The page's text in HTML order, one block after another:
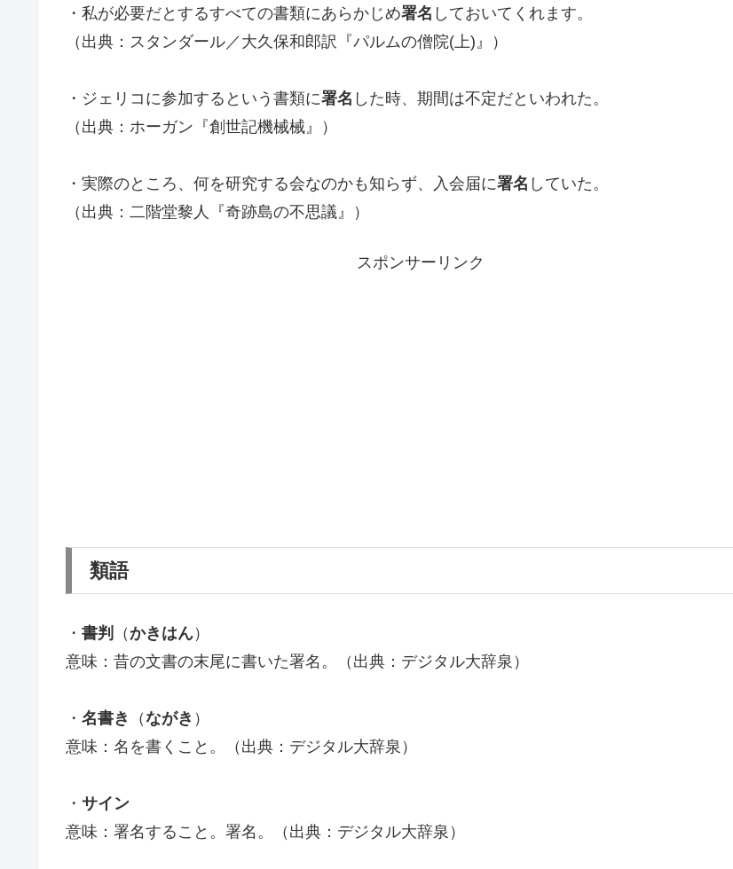
・私が必要だとするすべての書類にあらかじめ署名 しておいてくれます。
（出典：スタンダール／大久保和郎訳『パルムの僧院(上)』）
・ジェリコに参加するという書類に署名 した時、期間は不定だといわれた。
（出典：ホーガン『創世記機械械』）
・実際のところ、何を研究する会なのかも知らず、入会届に署名 していた。
（出典：二階堂黎人『奇跡島の不思議』）
スポンサーリンク
類語
・ 書判 （かきはん）
意味：昔の文書の末尾に書いた署名。（出典：デジタル大辞泉）
・ 名書き （ながき ）
意味：名を書くこと。（出典：デジタル大辞泉）
・ サイン
意味：署名すること。署名。（出典：デジタル大辞泉）